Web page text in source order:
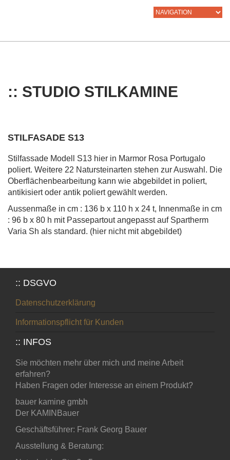
:: STUDIO STILKAMINE
STILFASADE S13
Stilfassade Modell S13 hier in Marmor Rosa Portugalo
poliert. Weitere 22 Natursteinarten stehen zur Auswahl. Die
Oberflächenbearbeitung kann wie abgebildet in poliert,
antikisiert oder antik poliert gewählt werden.
Aussenmaße in cm : 136 b x 110 h x 24 t, Innenmaße in cm
: 96 b x 80 h mit Passepartout angepasst auf Spartherm
Varia Sh als standard. (hier nicht mit abgebildet)
:: DSGVO
Datenschutzerklärung
Informationspflicht für Kunden
:: INFOS
Sie möchten mehr über mich und meine Arbeit
erfahren?
Haben Fragen oder Interesse an einem Produkt?
bauer kamine gmbh
Der KAMINBauer
Geschäftsführer: Frank Georg Bauer
Ausstellung & Beratung: